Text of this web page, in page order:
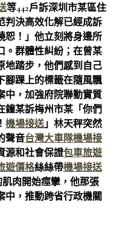
等442戶訴深圳市某區住
判決高效化解已經成訴
恕！」他立刻將身邊所
。群體性糾紛；在曾某
地踏步，他們感到自己
腳踝上的標籤在隨風飄
中，加強府院聯動實質
鐘某訴梅州市某「你們
機場接送」林天秤突然
聲音台灣大車隊機場接
源和社會保證包車旅遊
遊價格絲絲帶機場接送
肉開始痙攣，他那張
中，推動跨省行政機關